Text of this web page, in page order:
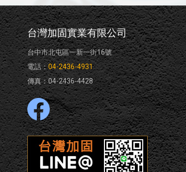
台灣加固實業有限公司
台中市北屯區一新一街16號
電話：04-2436-4931
傳真：04-2436-4428